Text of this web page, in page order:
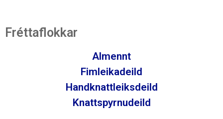
Fréttaflokkar
Almennt
Fimleikadeild
Handknattleiksdeild
Knattspyrnudeild